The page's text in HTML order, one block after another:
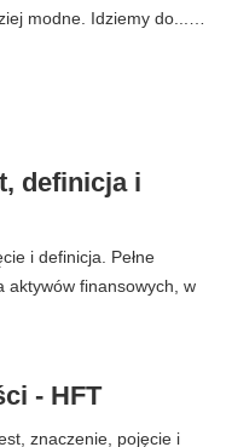
modne. Idziemy do...…
definicja i
i definicja. Pełne
aktywów finansowych, w
- HFT
znaczenie, pojęcie i